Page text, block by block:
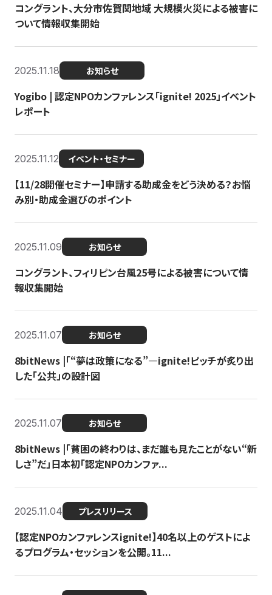
コングラント、大分市佐賀関地域 大規模火災による被害に
ついて情報収集開始
2025.11.18 お知らせ
Yogibo | 認定NPOカンファレンス「ignite! 2025」イベント
レポート
2025.11.12 イベント・セミナー
【11/28開催セミナー】申請する助成金をどう決める？お悩
み別・助成金選びのポイント
2025.11.09 お知らせ
コングラント、フィリピン台風25号による被害について情
報収集開始
2025.11.07 お知らせ
8bitNews |「“夢は政策になる”—ignite!ピッチが炙り出
した「公共」の設計図
2025.11.07 お知らせ
8bitNews |「貧困の終わりは、まだ誰も見たことがない“新
しさ”だ」日本初「認定NPOカンファ...
2025.11.04 プレスリリース
【認定NPOカンファレンスignite!】40名以上のゲストによ
るプログラム・セッションを公開。11...